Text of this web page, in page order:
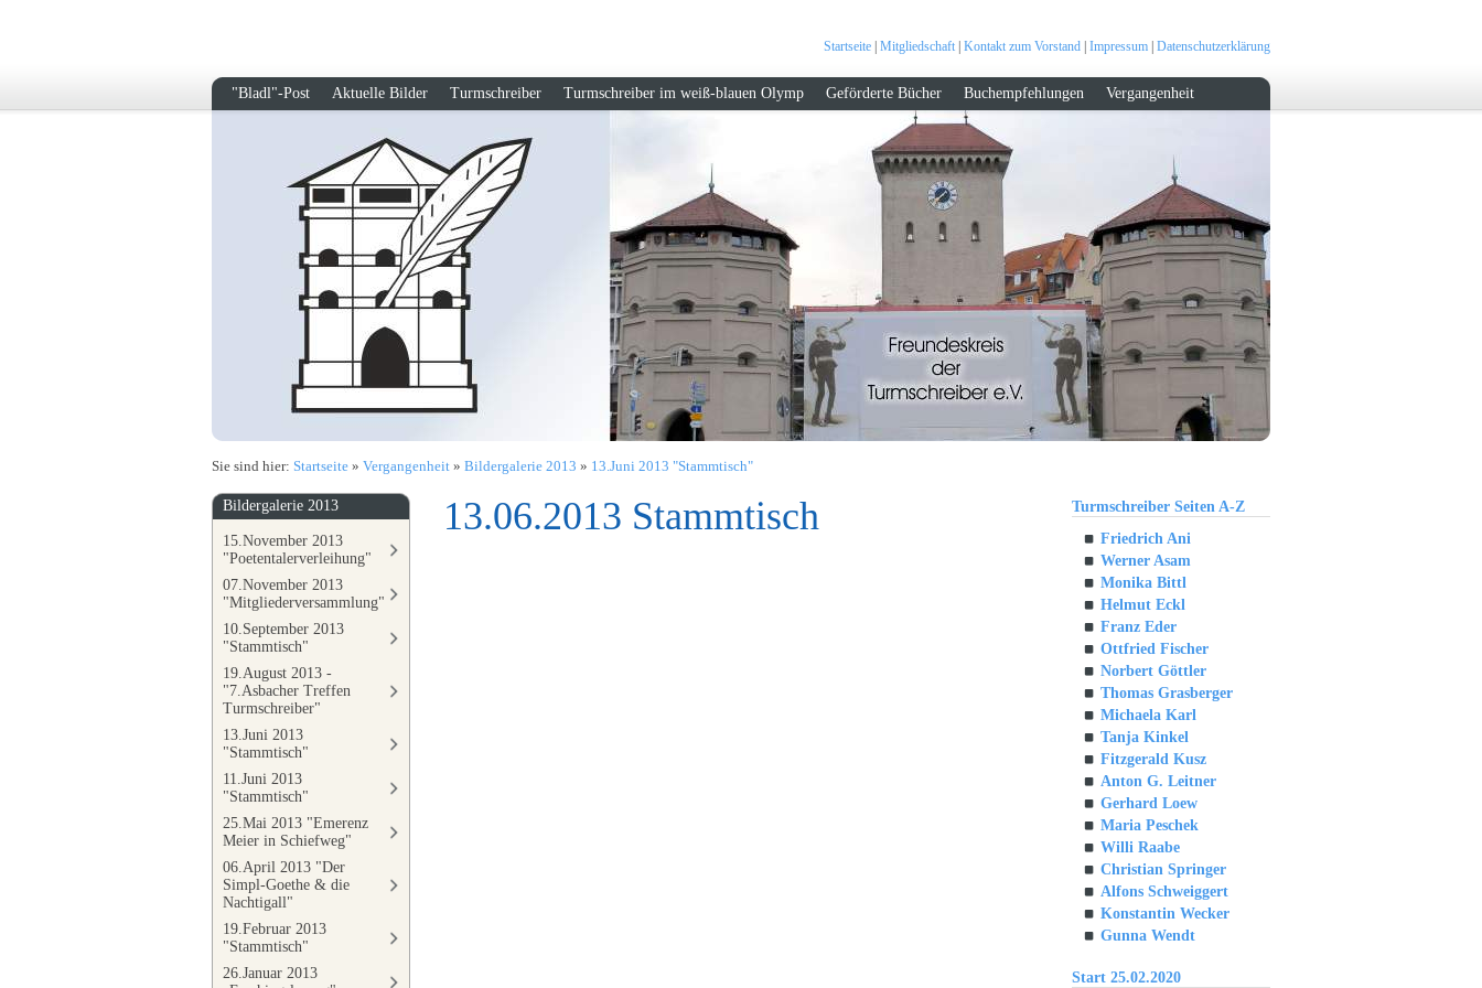
Startseite Mitgliedschaft Kontakt zum Vorstand Impressum Datenschutzerklärung
"Bladl"-Post Aktuelle Bilder Turmschreiber Turmschreiber im weiß-blauen Olymp Geförderte Bücher Buchempfehlungen Vergangenheit
Sie sind hier: Startseite » Vergangenheit » Bildergalerie 2013 » 13.Juni 2013 "Stammtisch"
Bildergalerie 2013
15.November 2013
"Poetentalerverleihung"
07.November 2013
"Mitgliederversammlung"
10.September 2013
"Stammtisch"
19.August 2013 -
"7.Asbacher Treffen
Turmschreiber"
13.Juni 2013
"Stammtisch"
11.Juni 2013
"Stammtisch"
25.Mai 2013 "Emerenz
Meier in Schiefweg"
06.April 2013 "Der
Simpl-Goethe & die
Nachtigall"
19.Februar 2013
"Stammtisch"
26.Januar 2013
13.06.2013 Stammtisch
Turmschreiber Seiten A-Z
Friedrich Ani
Werner Asam
Monika Bittl
Helmut Eckl
Franz Eder
Ottfried Fischer
Norbert Göttler
Thomas Grasberger
Michaela Karl
Tanja Kinkel
Fitzgerald Kusz
Anton G. Leitner
Gerhard Loew
Maria Peschek
Willi Raabe
Christian Springer
Alfons Schweiggert
Konstantin Wecker
Gunna Wendt
Start 25.02.2020